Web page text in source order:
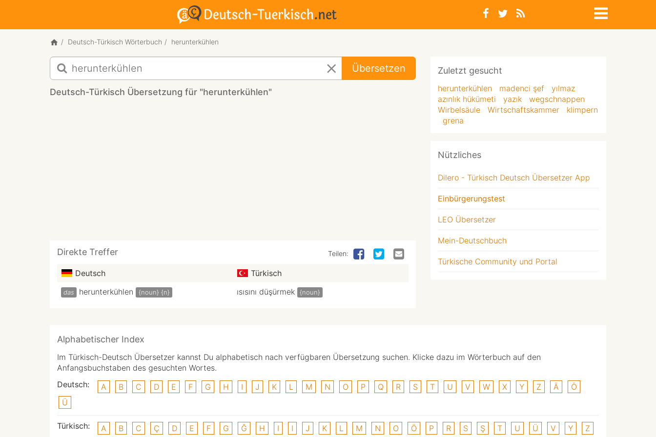
Deutsch-Türkisch Wörterbuch herunterkühlen
Deutsch-
Türkisch
Übersetzung
für
Übersetzen
Deutsch-Türkisch Übersetzung für "herunterkühlen"
Direkte Treffer Teilen:
Deutsch Türkisch
das herunterkühlen {noun} {n} ısısını düşürmek {noun}
Zuletzt gesucht
herunterkühlen madenci şef
yılmaz
azınlık hükümeti
yazık
wegschnappen
Wirbelsäule
Wirtschaftskammer
klimpern
grena
Nützliches
Dilero - Türkisch Deutsch Übersetzer App
Einbürgerungstest
LEO Übersetzer
Mein-Deutschbuch
Türkische Community und Portal
Alphabetischer Index
Im Türkisch-Deutsch Übersetzer kannst Du alphabetisch nach verfügbaren Übersetzung suchen. Klicke dazu im Wörterbuch auf den
Anfangsbuchstaben des gesuchten Wortes.
Deutsch:
A B C D E F G H I J K L M N O P Q R S T U V W X Y Z Ä
Ö
Ü
Türkisch: A B C Ç D E F G Ğ H I I J K L M N O Ö P R S Ş T U Ü V Y Z